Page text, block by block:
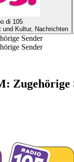
di 105
Kultur, Nachrichten
Sender
Sender
Zugehörige